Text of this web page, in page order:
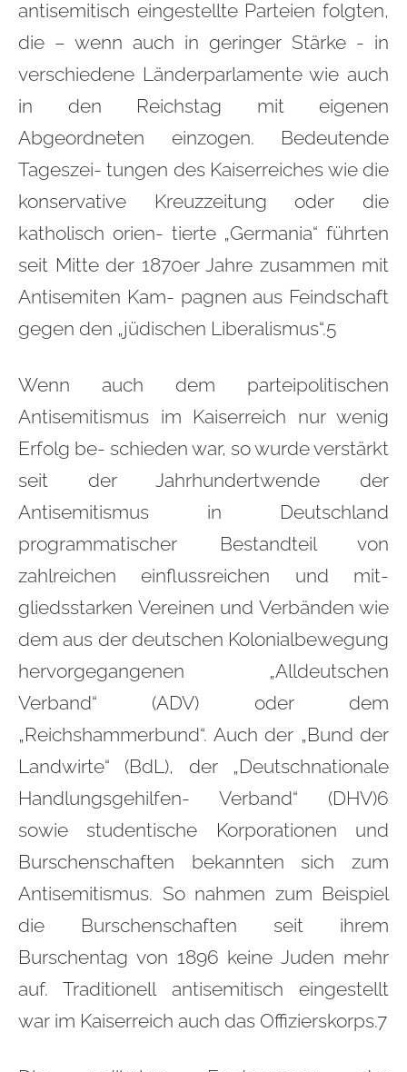
antisemitisch eingestellte Parteien folgten,
die – wenn auch in geringer Stärke - in
verschiedene Länderparlamente wie auch
in den Reichstag mit eigenen
Abgeordneten einzogen. Bedeutende
Tageszei- tungen des Kaiserreiches wie die
konservative Kreuzzeitung oder die
katholisch orien- tierte „Germania“ führten
seit Mitte der 1870er Jahre zusammen mit
Antisemiten Kam- pagnen aus Feindschaft
gegen den „jüdischen Liberalismus“.5
Wenn auch dem parteipolitischen
Antisemitismus im Kaiserreich nur wenig
Erfolg be- schieden war, so wurde verstärkt
seit der Jahrhundertwende der
Antisemitismus in Deutschland
programmatischer Bestandteil von
zahlreichen einflussreichen und mit-
gliedsstarken Vereinen und Verbänden wie
dem aus der deutschen Kolonialbewegung
hervorgegangenen „Alldeutschen
Verband“ (ADV) oder dem
„Reichshammerbund“. Auch der „Bund der
Landwirte“ (BdL), der „Deutschnationale
Handlungsgehilfen- Verband“ (DHV)6
sowie studentische Korporationen und
Burschenschaften bekannten sich zum
Antisemitismus. So nahmen zum Beispiel
die Burschenschaften seit ihrem
Burschentag von 1896 keine Juden mehr
auf. Traditionell antisemitisch eingestellt
war im Kaiserreich auch das Offizierskorps.7